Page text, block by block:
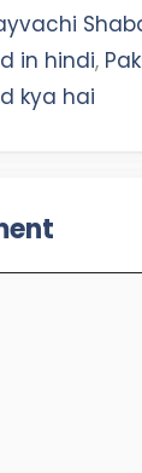
in hindi,
kya hai